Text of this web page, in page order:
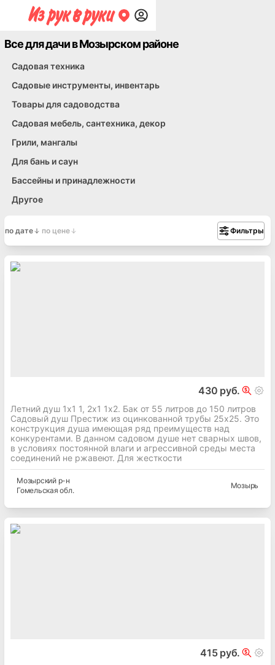
Все для дачи в Мозырском районе
Садовая техника
Садовые инструменты, инвентарь
Товары для садоводства
Садовая мебель, сантехника, декор
Грили, мангалы
Для бань и саун
Бассейны и принадлежности
Другое
по дате по цене Фильтры
430 руб.
Летний душ 1х1 1, 2х1 1х2. Бак от 55 литров до 150 литров
Садовый душ Престиж из оцинкованной трубы 25х25. Это
конструкция душа имеющая ряд преимуществ над
конкурентами. В данном садовом душе нет сварных швов,
в условиях постоянной влаги и агрессивной среды места
соединений не ржавеют. Для жесткости
Мозырскийр-н
Гомельская обл.
Мозырь
415 руб.